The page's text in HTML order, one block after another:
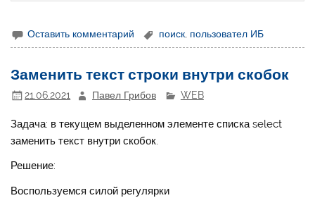
Оставить комментарий поиск пользовател ИБ
Заменить текст строки внутри скобок
21.06.2021 Павел Грибов WEB
Задача: в текущем выделенном элементе списка select
заменить текст внутри скобок.
Решение:
Воспользуемся силой регулярки